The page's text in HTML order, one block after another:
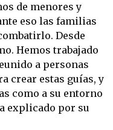
de menores y
eso las familias
Desde
Hemos trabajado
a personas
crear estas guías, y
como a su entorno
explicado por su